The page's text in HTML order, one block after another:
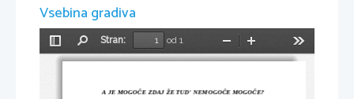
Vsebina gradiva
Preklopi
stransko
Stran:
od 1
Pomanjšaj
A JE MOGOČE ZDAJ ŽE TUD' NEMOGOČE MOGOČE?